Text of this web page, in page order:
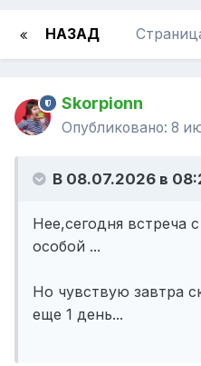
НАЗАД
Skorpionn
Опубликовано: 8
В 08.07.2026 в
Нее,сегодня встреча
особой ...
Но чувствую завтра
еще 1 день...